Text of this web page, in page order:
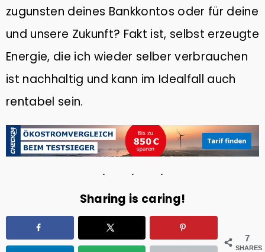
zugunsten deines Bankkontos oder für deine
und unsere Zukunft? Fakt ist, selbst erzeugte
Energie, die ich wieder selber verbrauchen
ist nachhaltig und kann im Idealfall auch
rentabel sein.
Sharing is caring!
7
SHARES